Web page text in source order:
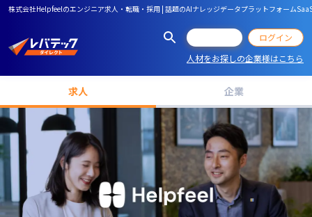
株式会社Helpfeelのエンジニア求人・転職・採用 | 話題のAIナレッジデータプラットフォーム
ログイン
人材をお探しの企業様はこちら
求人 企業